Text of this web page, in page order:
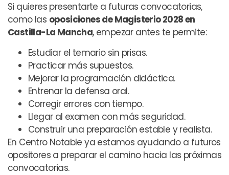
Si quieres presentarte a futuras convocatorias,
como las oposiciones de Magisterio 2028 en
Castilla-La Mancha, empezar antes te permite:
Estudiar el temario sin prisas.
Practicar más supuestos.
Mejorar la programación didáctica.
Entrenar la defensa oral.
Corregir errores con tiempo.
Llegar al examen con más seguridad.
Construir una preparación estable y realista.
En Centro Notable ya estamos ayudando a futuros
opositores a preparar el camino hacia las próximas
convocatorias.